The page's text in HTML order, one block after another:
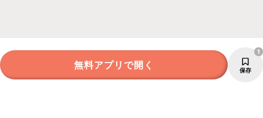
無料アプリで開く 保存
1